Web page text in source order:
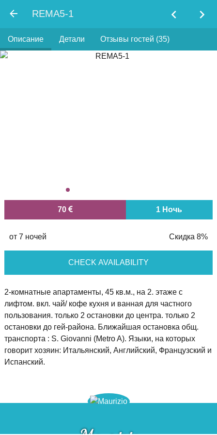
REMA5-1 chevron_left chevron_right
Описание Детали Отзывы гостей (35)
70 1 Ночь
от 7 ночей Скидка 8%
CHECK AVAILABILITY
2-комнатные апартаменты, 45 кв.м., на 2. этаже с
лифтом. вкл. чай/ кофе кухня и ванная для частного
пользования. только 2 остановки до центра. только 2
остановки до гей-района. Ближайшая остановка общ.
транспорта : S. Giovanni (Metro A). Языки, на которых
говорит хозяин: Итальянский, Английский, Французский и
Испанский.